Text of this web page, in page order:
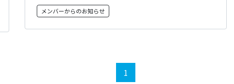
メンバーからのお知らせ
1